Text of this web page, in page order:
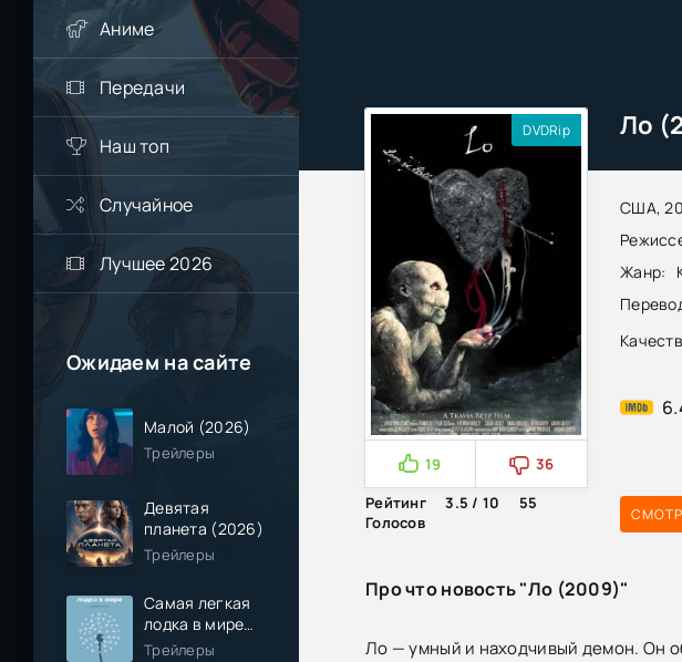
Аниме
Передачи
Наш топ
Случайное
Лучшее 2026
Ожидаем на сайте
Малой (2026)
Трейлеры
Девятая
планета (2026)
Трейлеры
Самая легкая
лодка в мире
(2026)
Трейлеры
Ло
США,
Жанр:
DVDRip
19
36
Рейтинг
3.5 / 10
55
Голосов
Про что новость "Ло (2009)"
Ло — умный и находчивый демон. Он